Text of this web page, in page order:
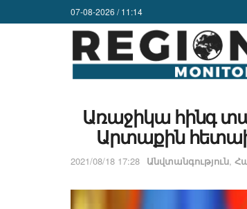
07-08-2026 / 11:14
Առաջիկա հինգ
Արտաքին
2021/08/18 17:28 Անվտանգություն,